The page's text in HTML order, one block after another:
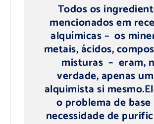
Todosos
mencionadosem
alquímicas – os
metais, ácidos,
misturas – eram,
verdade, apenas um
alquimistasi mesmo.
o problema de base
necessidade de